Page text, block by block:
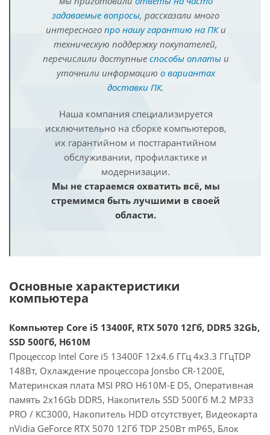
задаваемые вопросы, рассказали много
интересного про нашу гарантию на ПКи
техническую поддержку покупателей,
перечислили доступные способы оплатыи
уточнили информацию о вариантах
доставки ПК.
Наша компания специализируется
исключительно на сборке компьютеров,
их гарантийном и постгарантийном
обслуживании, профилактике и
модернизации.
Мы не стараемся охватить всё, мы
стремимся быть лучшими в своей
области.
Основные характеристики
компьютера
Компьютер Core i5 13400F, RTX 5070 12Гб, DDR5 32Gb,
SSD 500Гб, H610M
Процессор Intel Core i5 13400F 12x4.6 ГГц 4x3.3 ГГцTDP
148Вт, Охлаждение процессора Jonsbo CR-1200E,
Материнская плата MSI PRO H610M-E D5, Оперативная
память 2x16Gb DDR5, Накопитель SSD 500Гб M.2 MP33
PRO / KC3000, Накопитель HDD отсутствует, Видеокарта
nVidia GeForce RTX 5070 12Гб TDP 250Вт mP65, Блок